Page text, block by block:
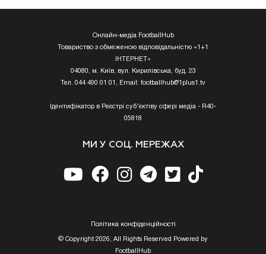
Онлайн-медіа FootballHub
Товариство з обмеженою відповідальністю «1+1
ІНТЕРНЕТ»
04080, м. Київ, вул. Кирилівська, буд. 23
Тел. 044 490 01 01, Email: footballhub@1plus1.tv
Ідентифікатор в Реєстрі суб’єктіву сфері медіа - R40-
05818
МИ У СОЦ. МЕРЕЖАХ
Полiтика конфiденцiйностi
© Copyright 2026, All Rights Reserved Powered by
FootballHub